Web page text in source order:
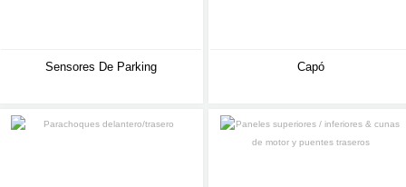
Sensores De Parking Capó